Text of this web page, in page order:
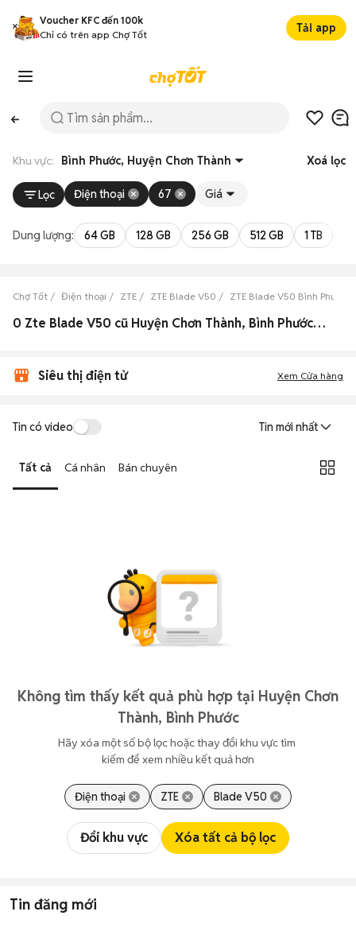
Voucher KFC đến 100k
Chỉ có trên app Chợ Tốt
Tải app
Khu vực: Bình Phước, Huyện Chơn Thành Xoá lọc
Lọc Điện thoại 67 Giá
Dung lượng: 64 GB 128 GB 256 GB 512 GB 1 TB
Chợ Tốt Điện thoại ZTE ZTE Blade V50 ZTE Blade V50 Bình Phước
0 Zte Blade V50 cũ Huyện Chơn Thành, Bình Phước đẹp
Siêu thị điện tử Xem Cửa hàng
Tin có video Tin mới nhất
Tất cả Cá nhân Bán chuyên
Không tìm thấy kết quả phù hợp tại Huyện Chơn
Thành, Bình Phước
Hãy xóa một số bộ lọc hoặc thay đổi khu vực tìm
kiếm để xem nhiều kết quả hơn
Điện thoại ZTE Blade V50
Đổi khu vực Xóa tất cả bộ lọc
Tin đăng mới